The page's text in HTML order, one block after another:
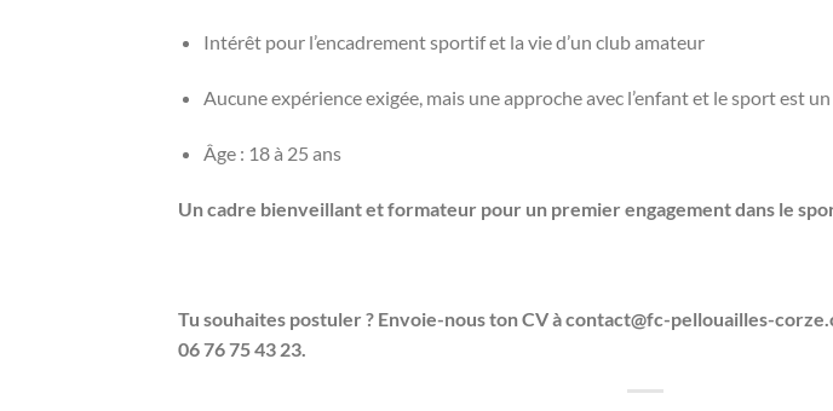
Intérêt pour l’encadrement sportif et la vie d’un club amateur
Aucune expérience exigée, mais une approche avec l’enfant et le sport est
Âge : 18 à 25 ans
Un cadre bienveillant et formateur pour un premier engagement dans le
Tu souhaites postuler ? Envoie-nous ton CV à contact@fc-pellouailles-
06 76 75 43 23.